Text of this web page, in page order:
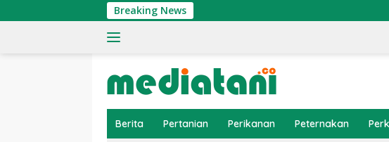
ke
Breaking News
Berita Pertanian Perikanan Peternakan